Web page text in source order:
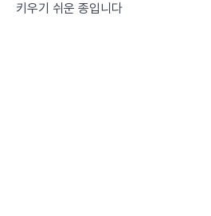
키우기 쉬운 종입니다